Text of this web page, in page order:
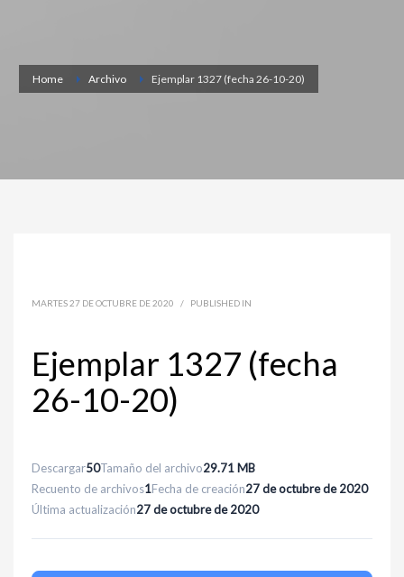
Home Archivo Ejemplar 1327 (fecha 26-10-20)
MARTES 27 DE OCTUBRE DE 2020 / PUBLISHED IN
Ejemplar 1327 (fecha
26-10-20)
Descargar50Tamaño del archivo29.71 MB
Recuento de archivos1Fecha de creación27 de octubre de 2020
Última actualización27 de octubre de 2020